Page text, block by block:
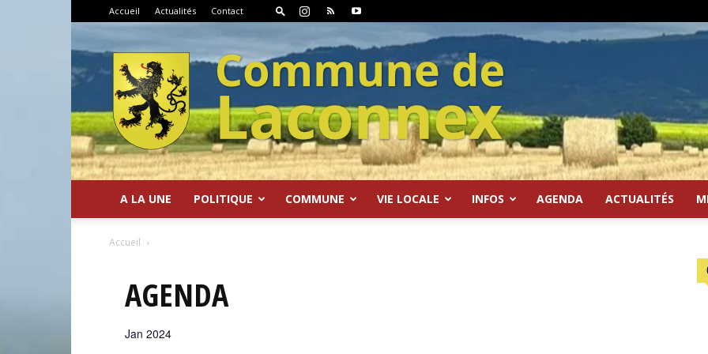
Accueil Actualités Contact
A LA UNE POLITIQUE COMMUNE VIE LOCALE INFOS AGENDA ACTUALITÉS
Accueil
AGENDA
Jan 2024